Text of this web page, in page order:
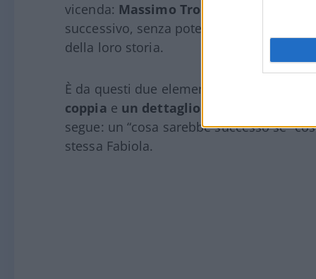
vicenda: Massimo Troisi
successivo, senza poter più far parte,
della loro storia.
È da questi due elementi del racconto —
coppia e un dettaglio sull’ultimo
segue: un “cosa sarebbe successo se”
stessa Fabiola.